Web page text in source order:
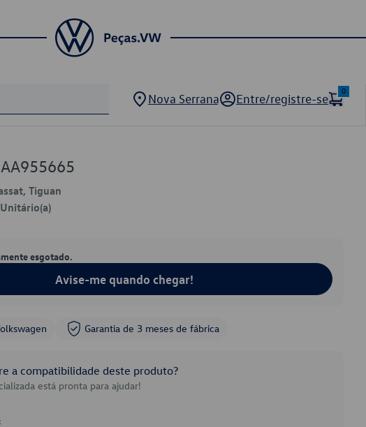
Nova Serrana Entre/registre-se
0
Tiguan
Unitário(a)
esgotado.
Avise-me quando chegar!
Garantia de 3 meses de fábrica
a compatibilidade deste produto?
está pronta para ajudar!